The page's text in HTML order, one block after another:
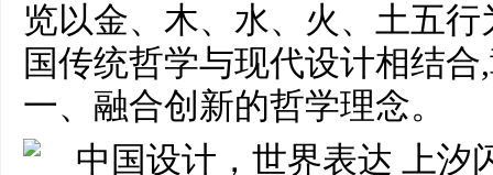
览以金、木、水、火、土五
国传统哲学与现代设计相结
一、融合创新的哲学理念。